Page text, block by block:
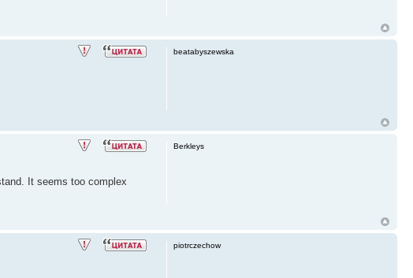
beatabyszewska
It ѕeems too complex
Berkleys
piotrczechow